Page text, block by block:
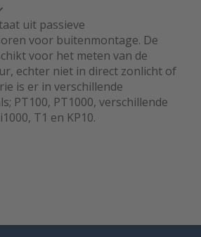
uit passieve
voor buitenmontage. De
voor het meten van de
echter niet in direct zonlicht of
is er in verschillende
PT100, PT1000, verschillende
T1 en KP10.